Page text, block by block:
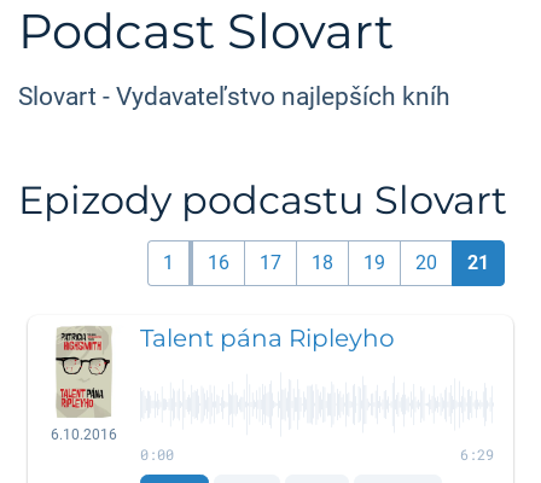
Podcast Slovart
Slovart - Vydavateľstvo najlepších kníh
Epizody podcastu Slovart
1 16 17 18 19 20 21
6.10.2016
Talent pána Ripleyho
0:00 6:29